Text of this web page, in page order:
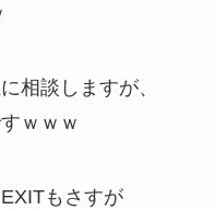
相談しますが、
ｗｗｗ
もさすが